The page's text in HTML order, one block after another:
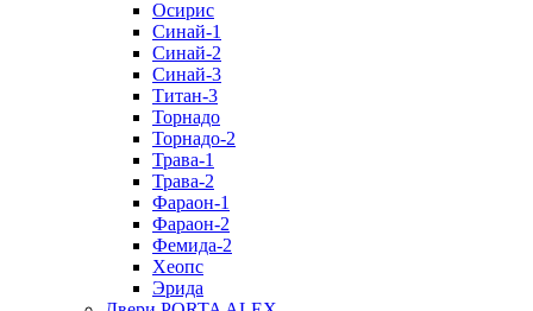
Осирис
Синай-1
Синай-2
Синай-3
Титан-3
Торнадо
Торнадо-2
Трава-1
Трава-2
Фараон-1
Фараон-2
Фемида-2
Хеопс
Эрида